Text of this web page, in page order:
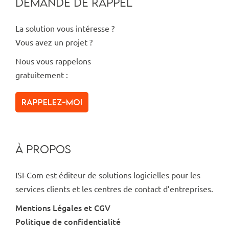
La solution vous intéresse ?
Vous avez un projet ?
Nous vous rappelons
gratuitement :
Rappelez-moi
À PROPOS
ISI-Com est éditeur de solutions logicielles pour les
services clients et les centres de contact d’entreprises.
Mentions Légales et CGV
Politique de confidentialité